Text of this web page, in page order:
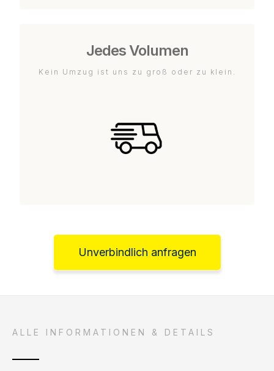
Jedes Volumen
Kein Umzug ist uns zu groß oder zu klein.
Unverbindlich anfragen
ALLE INFORMATIONEN & DETAILS